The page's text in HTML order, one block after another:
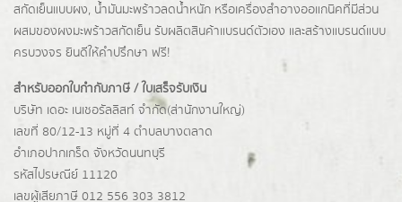
สกัดเย็นแบบผง, น้ำมันมะพร้าวลดน้ำหนัก หรือเครื่องสำอางออแกนิคที่มีส่วน
ผสมของผงมะพร้าวสกัดเย็น รับผลิตสินค้าแบรนด์ตัวเอง และสร้างแบรนด์แบบ
ครบวงจร ยินดีให้คำปรึกษา ฟรี!
สำหรับออกใบกำกับภาษี / ใบเสร็จรับเงิน
บริษัท เดอะ เนเชอรัลลิสท์ จำกัด(ส่านักงานใหญ่)
เลขที่ 80/12-13 หมู่ที่ 4 ตำบลบางตลาด
อำเภอปากเกร็ด จังหวัดนนทบุรี
รหัสไปรษณีย์ 11120
เลขผู้เสียภาษี 012 556 303 3812